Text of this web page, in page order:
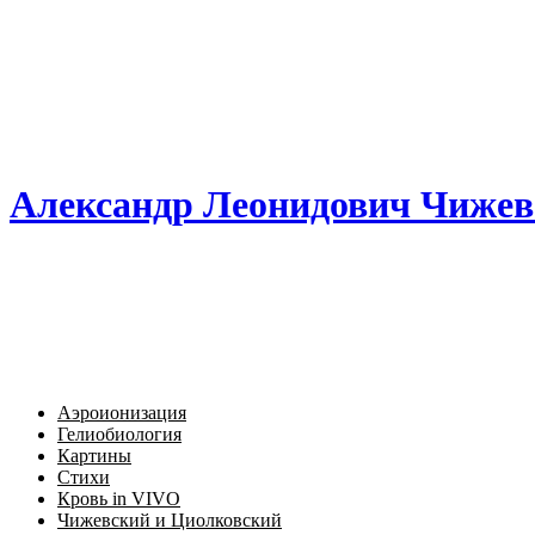
Александр Леонидович
Аэроионизация
Гелиобиология
Картины
Стихи
Кровь in VIVO
Чижевский и Циолковский